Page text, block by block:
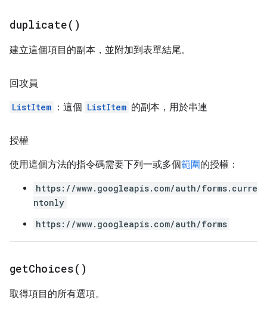
duplicate( )
建立這個項目的副本，並附加到表單結尾。
回攻員
ListItem ：這個 ListItem 的副本，用於串連
授權
使用這個方法的指令碼需要下列一或多個範圍的授權：
https://www.googleapis.com/auth/forms.curre
ntonly
https://www.googleapis.com/auth/forms
getChoices( )
取得項目的所有選項。